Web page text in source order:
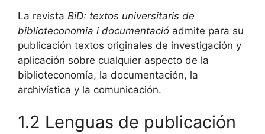
La revista BiD: textos universitaris de
biblioteconomia i documentació admite para su
publicación textos originales de investigación y
aplicación sobre cualquier aspecto de la
biblioteconomía, la documentación, la
archivística y la comunicación.
1.2 Lenguas de publicación